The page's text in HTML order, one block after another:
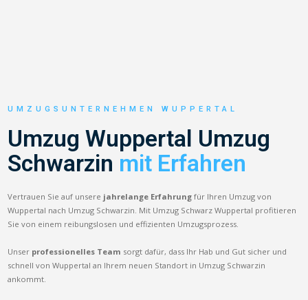
UMZUGSUNTERNEHMEN WUPPERTAL
Umzug Wuppertal Umzug
Schwarzin mit Erfahren
Vertrauen Sie auf unsere jahrelange Erfahrung für Ihren Umzug von
Wuppertal nach Umzug Schwarzin. Mit Umzug Schwarz Wuppertal profitieren
Sie von einem reibungslosen und effizienten Umzugsprozess.
Unser professionelles Team sorgt dafür, dass Ihr Hab und Gut sicher und
schnell von Wuppertal an Ihrem neuen Standort in Umzug Schwarzin
ankommt.